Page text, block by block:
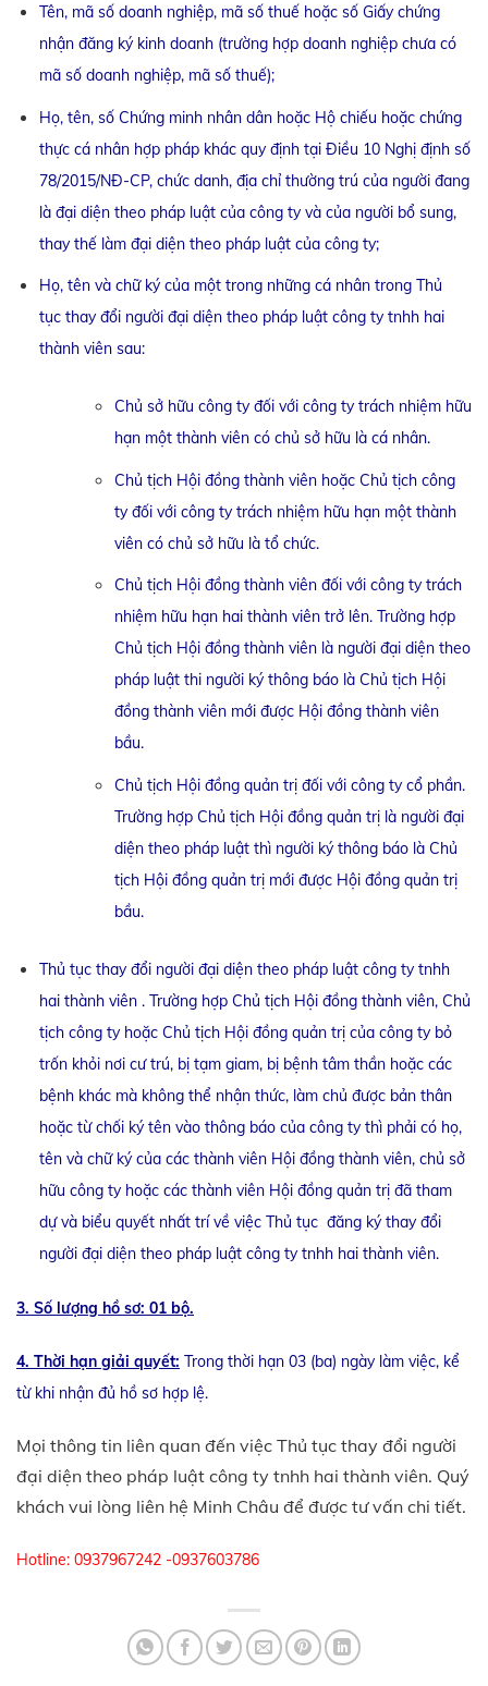
Tên, mã số doanh nghiệp, mã số thuế hoặc số Giấy chứng
nhận đăng ký kinh doanh (trường hợp doanh nghiệp chưa có
mã số doanh nghiệp, mã số thuế);
Họ, tên, số Chứng minh nhân dân hoặc Hộ chiếu hoặc chứng
thực cá nhân hợp pháp khác quy định tại Điều 10 Nghị định số
78/2015/NĐ-CP, chức danh, địa chỉ thường trú của người đang
là đại diện theo pháp luật của công ty và của người bổ sung,
thay thế làm đại diện theo pháp luật của công ty;
Họ, tên và chữ ký của một trong những cá nhân trong Thủ
tục thay đổi người đại diện theo pháp luật công ty tnhh hai
thành viên sau:
Chủ sở hữu công ty đối với công ty trách nhiệm hữu
hạn một thành viên có chủ sở hữu là cá nhân.
Chủ tịch Hội đồng thành viên hoặc Chủ tịch công
ty đối với công ty trách nhiệm hữu hạn một thành
viên có chủ sở hữu là tổ chức.
Chủ tịch Hội đồng thành viên đối với công ty trách
nhiệm hữu hạn hai thành viên trở lên. Trường hợp
Chủ tịch Hội đồng thành viên là người đại diện theo
pháp luật thi người ký thông báo là Chủ tịch Hội
đồng thành viên mới được Hội đồng thành viên
bầu.
Chủ tịch Hội đồng quản trị đối với công ty cổ phần.
Trường hợp Chủ tịch Hội đồng quản trị là người đại
diện theo pháp luật thì người ký thông báo là Chủ
tịch Hội đồng quản trị mới được Hội đồng quản trị
bầu.
Thủ tục thay đổi người đại diện theo pháp luật công ty tnhh
hai thành viên . Trường hợp Chủ tịch Hội đồng thành viên, Chủ
tịch công ty hoặc Chủ tịch Hội đồng quản trị của công ty bỏ
trốn khỏi nơi cư trú, bị tạm giam, bị bệnh tâm thần hoặc các
bệnh khác mà không thể nhận thức, làm chủ được bản thân
hoặc từ chối ký tên vào thông báo của công ty thì phải có họ,
tên và chữ ký của các thành viên Hội đồng thành viên, chủ sở
hữu công ty hoặc các thành viên Hội đồng quản trị đã tham
dự và biểu quyết nhất trí về việc Thủ tục đăng ký thay đổi
người đại diện theo pháp luật công ty tnhh hai thành viên.
3. Số lượng hồ sơ: 01 bộ.
4. Thời hạn giải quyết: Trong thời hạn 03 (ba) ngày làm việc, kể
từ khi nhận đủ hồ sơ hợp lệ.
Mọi thông tin liên quan đến việc Thủ tục thay đổi người
đại diện theo pháp luật công ty tnhh hai thành viên. Quý
khách vui lòng liên hệ Minh Châu để được tư vấn chi tiết.
Hotline: 0937967242 -0937603786